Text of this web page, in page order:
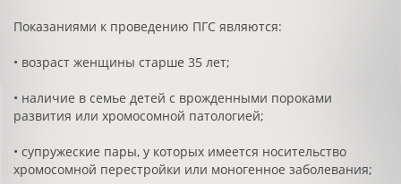
Показаниями к проведению ПГС являются:
• возраст женщины старше 35 лет;
• наличие в семье детей с врожденными пороками
развития или хромосомной патологией;
• супружеские пары, у которых имеется носительство
хромосомной перестройки или моногенное заболевания;